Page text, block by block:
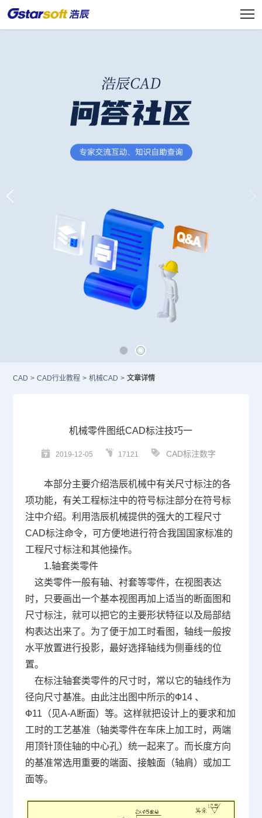
CAD > CAD行业教程 > 机械CAD > 文章详情
机械零件图纸CAD标注技巧一
2019-12-05 17121 CAD标注数字
本部分主要介绍浩辰机械中有关尺寸标注的各
项功能，有关工程标注中的符号标注部分在符号标
注中介绍。利用浩辰机械提供的强大的工程尺寸
CAD标注命令，可方便地进行符合我国国家标准的
工程尺寸标注和其他操作。
1.轴套类零件
这类零件一般有轴、衬套等零件，在视图表达
时，只要画出一个基本视图再加上适当的断面图和
尺寸标注，就可以把它的主要形状特征以及局部结
构表达出来了。为了便于加工时看图，轴线一般按
水平放置进行投影，最好选择轴线为侧垂线的位
置。
在标注轴套类零件的尺寸时，常以它的轴线作为
径向尺寸基准。由此注出图中所示的Ф14 、
Ф11（见A-A断面）等。这样就把设计上的要求和加
工时的工艺基准（轴类零件在车床上加工时，两端
用顶针顶住轴的中心孔）统一起来了。而长度方向
的基准常选用重要的端面、接触面（轴肩）或加工
面等。